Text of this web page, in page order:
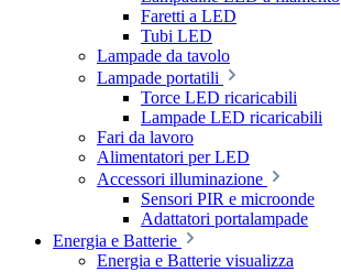
Faretti a LED
Tubi LED
Lampade da tavolo
Lampade portatili
Torce LED ricaricabili
Lampade LED ricaricabili
Fari da lavoro
Alimentatori per LED
Accessori illuminazione
Sensori PIR e microonde
Adattatori portalampade
Energia e Batterie
Energia e Batterie visualizza